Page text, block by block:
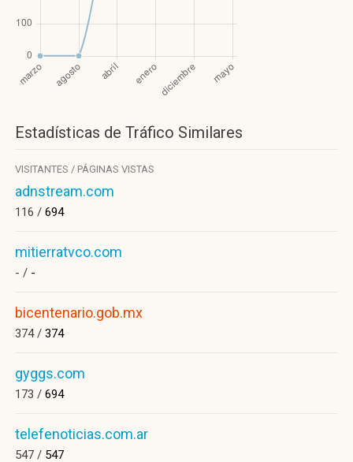
Estadísticas de Tráfico Similares
VISITANTES / PÁGINAS VISTAS
adnstream.com
116 / 694
mitierratvco.com
- / -
bicentenario.gob.mx
374 / 374
gyggs.com
173 / 694
telefenoticias.com.ar
547 / 547